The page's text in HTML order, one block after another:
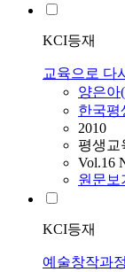
KCI등재
교육으로 다
양은아(
한국평
2010
평생교
Vol.16
원문보
KCI등재
예술창작과